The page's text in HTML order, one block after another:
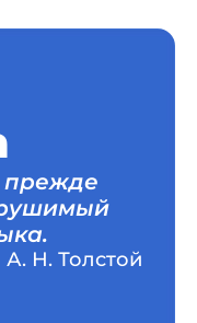
прежде
А. Н. Толстой